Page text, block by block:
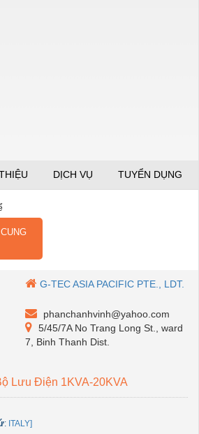
DỊCH VỤ TUYỂN DỤNG
G-TEC ASIA PACIFIC PTE., LDT.
phanchanhvinh@yahoo.com
5/45/7A No Trang Long St., ward
7, Binh Thanh Dist.
Lưu Điện 1KVA-20KVA
: ITALY]